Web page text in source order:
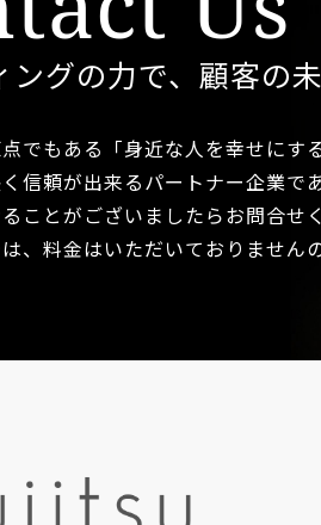
ングの力で、顧客の
でもある 「身近な人を幸せにす
く信頼が出来るパートナー企業で
ことがございましたらお問合せ
、料金はいただいておりません